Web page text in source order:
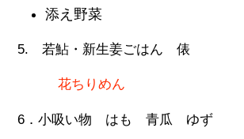
添え野菜
5. 若鮎・新生姜ごはん 俵
花ちりめん
6．小吸い物 はも 青瓜 ゆず